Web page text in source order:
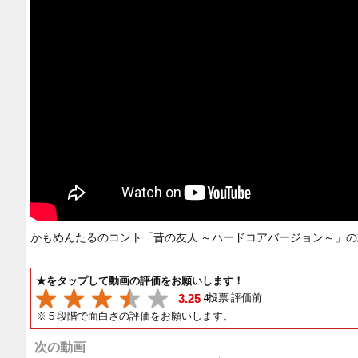
かもめんたるのコント「昔の友人 ～ハードコアバージョン～」の
★をタップして動画の評価をお願いします！
3.254投票 評価前
※５段階で面白さの評価をお願いします。
次の動画